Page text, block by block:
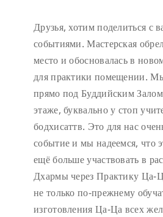
Друзья, хотим поделиться с
событиями. Мастерская
место и обосновалась в
для практики помещении.
прямо под Буддийским
этаже, буквально у стоп
бодхисаттв. Это для нас
событие и мы надеемся, что
ещё больше участвовать в
Дхармы через Практику
не только по-прежнему
изготовления Ца-Ца всех